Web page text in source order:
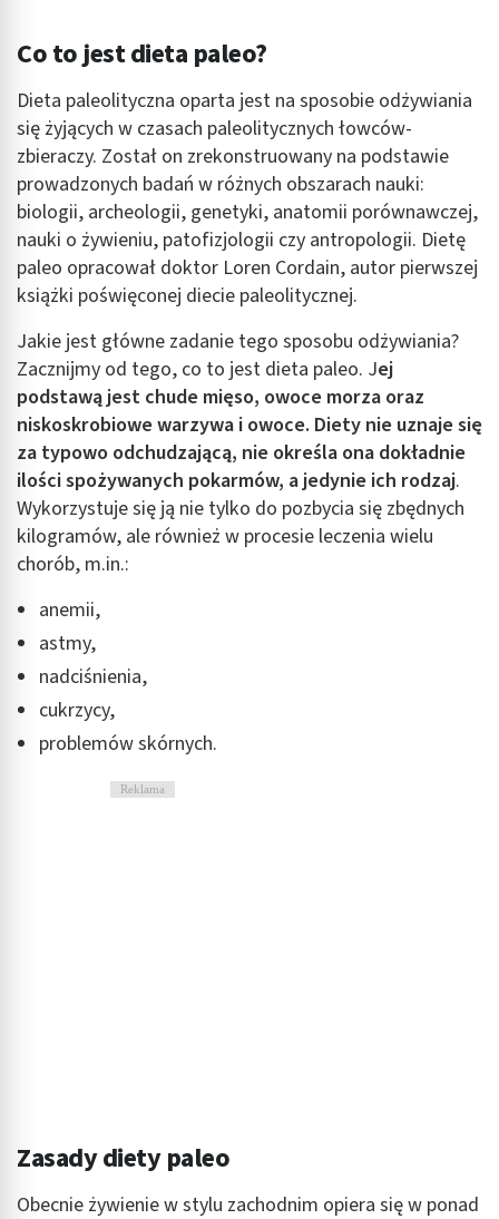
Co to jest dieta paleo?
Dieta paleolityczna oparta jest na sposobie odżywiania
się żyjących w czasach paleolitycznych łowców-
zbieraczy. Został on zrekonstruowany na podstawie
prowadzonych badań w różnych obszarach nauki:
biologii, archeologii, genetyki, anatomii porównawczej,
nauki o żywieniu, patofizjologii czy antropologii. Dietę
paleo opracował doktor Loren Cordain, autor pierwszej
książki poświęconej diecie paleolitycznej.
Jakie jest główne zadanie tego sposobu odżywiania?
Zacznijmy od tego, co to jest dieta paleo. Jej
podstawą jest chude mięso, owoce morza oraz
niskoskrobiowe warzywa i owoce. Diety nie uznaje się
za typowo odchudzającą, nie określa ona dokładnie
ilości spożywanych pokarmów, a jedynie ich rodzaj.
Wykorzystuje się ją nie tylko do pozbycia się zbędnych
kilogramów, ale również w procesie leczenia wielu
chorób, m.in.:
anemii,
astmy,
nadciśnienia,
cukrzycy,
problemów skórnych.
Reklama
Zasady diety paleo
Obecnie żywienie w stylu zachodnim opiera się w ponad